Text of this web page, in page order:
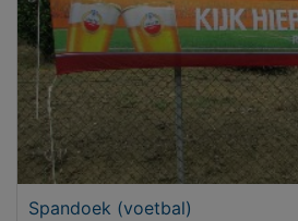
Spandoek (voetbal)